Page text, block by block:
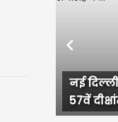
शिंदे ने